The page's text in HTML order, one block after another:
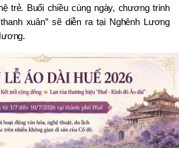
trẻ. Buổi chiều cùng ngày, chương trình
xuân” sẽ diễn ra tại Nghênh Lương